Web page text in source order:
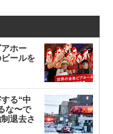
ホー
ールを
る“中
な〜で
退去さ